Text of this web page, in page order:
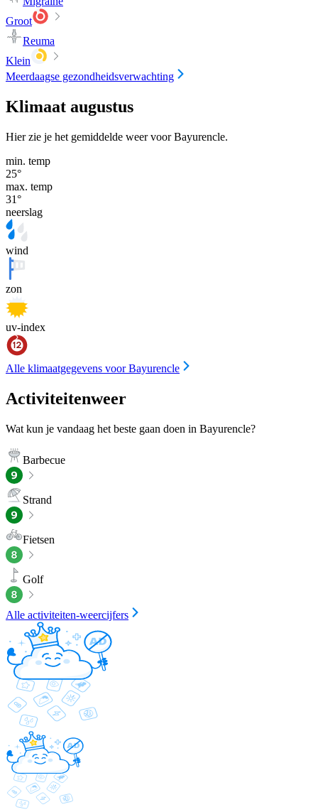
Groot
Reuma
Klein
Meerdaagse gezondheidsverwachting
Klimaat augustus
Hier zie je het gemiddelde weer voor Bayurencle.
min. temp
25°
max. temp
31°
neerslag
wind
zon
uv-index
Alle klimaatgegevens voor Bayurencle
Activiteitenweer
Wat kun je vandaag het beste gaan doen in Bayurencle?
Barbecue
Strand
Fietsen
Golf
Alle activiteiten-weercijfers